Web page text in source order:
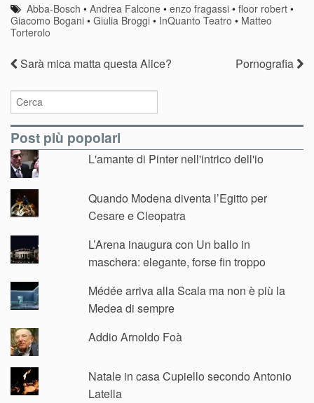
Abba-Bosch •Andrea Falcone •enzo fragassi •floor robert •
Giacomo Bogani • Giulia Broggi • InQuanto Teatro • Matteo
Torterolo
Sarà mica matta questa Alice? Pornografia
Post più popolari
L'amante di Pinter nell'intrico dell'io
Quando Modena diventa l’Egitto per
Cesare e Cleopatra
L’Arena inaugura con Un ballo in
maschera: elegante, forse fin troppo
Médée arriva alla Scala ma non è più la
Medea di sempre
Addio Arnoldo Foà
Natale in casa Cupiello secondo Antonio
Latella